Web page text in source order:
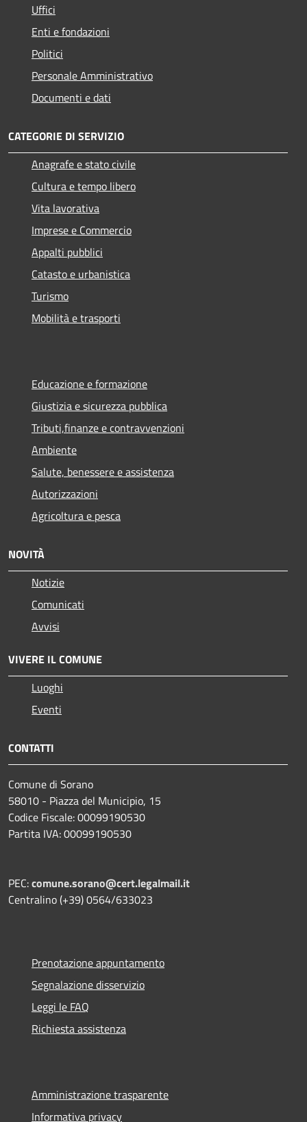
Uffici
Enti e fondazioni
Politici
Personale Amministrativo
Documenti e dati
CATEGORIE DI SERVIZIO
Anagrafe e stato civile
Cultura e tempo libero
Vita lavorativa
Imprese e Commercio
Appalti pubblici
Catasto e urbanistica
Turismo
Mobilità e trasporti
Educazione e formazione
Giustizia e sicurezza pubblica
Tributi,finanze e contravvenzioni
Ambiente
Salute, benessere e assistenza
Autorizzazioni
Agricoltura e pesca
NOVITÀ
Notizie
Comunicati
Avvisi
VIVERE IL COMUNE
Luoghi
Eventi
CONTATTI
Comune di Sorano
58010 - Piazza del Municipio, 15
Codice Fiscale: 00099190530
Partita IVA: 00099190530
PEC:comune.sorano@cert.legalmail.it
Centralino (+39) 0564/633023
Prenotazione appuntamento
Segnalazione disservizio
Leggi le FAQ
Richiesta assistenza
Amministrazione trasparente
Informativa privacy